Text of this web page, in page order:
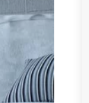
posiadania
ścieków
ta
tak